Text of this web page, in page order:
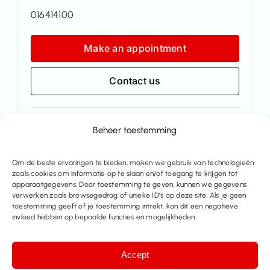
Beheer toestemming
Om de beste ervaringen te bieden, maken we gebruik van technologieën
zoals cookies om informatie op te slaan en/of toegang te krijgen tot
apparaatgegevens. Door toestemming te geven, kunnen we gegevens
verwerken zoals browsegedrag of unieke ID’s op deze site. Als je geen
toestemming geeft of je toestemming intrekt, kan dit een negatieve
invloed hebben op bepaalde functies en mogelijkheden.
Accept
016414100
Make an appointment
Contact us